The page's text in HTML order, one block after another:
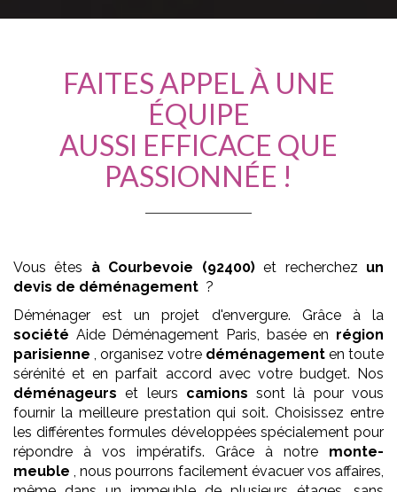
FAITES APPEL À UNE
ÉQUIPE
AUSSI EFFICACE QUE
PASSIONNÉE !
Vous êtes à Courbevoie (92400) et recherchez un
devis de déménagement ?
Déménager est un projet d'envergure. Grâce à la
société Aide Déménagement Paris, basée en région
parisienne , organisez votre déménagement en toute
sérénité et en parfait accord avec votre budget. Nos
déménageurs et leurs camions sont là pour vous
fournir la meilleure prestation qui soit. Choisissez entre
les différentes formules développées spécialement pour
répondre à vos impératifs. Grâce à notre monte-
meuble , nous pourrons facilement évacuer vos affaires,